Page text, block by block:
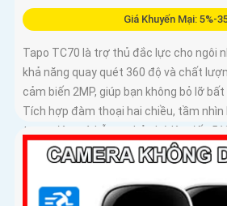
Giá Khuyến Mại: 5%-
Tapo TC70 là trợ thủ đắc lực cho ngôi
khả năng quay quét 360 độ và chất
cảm biến 2MP, giúp bạn không bỏ lỡ bất
Tích hợp đàm thoại hai chiều, tầm nhìn
trong đêm và hỗ trợ thẻ nhớ lên đến
mọi diễn biến quan trọng và tính năng